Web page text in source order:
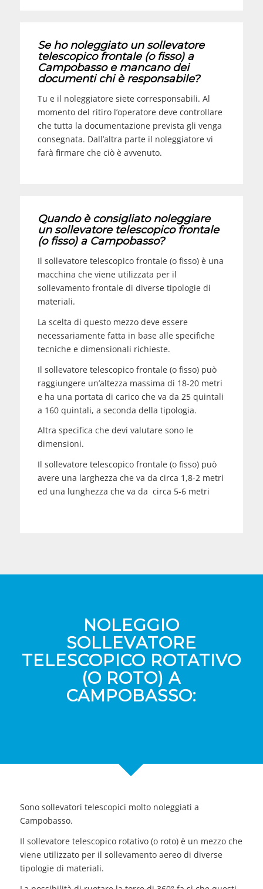
Se ho noleggiato un sollevatore
telescopico frontale (o fisso) a
Campobasso e mancano dei
documenti chi è responsabile?
Tu e il noleggiatore siete corresponsabili. Al
momento del ritiro l’operatore deve controllare
che tutta la documentazione prevista gli venga
consegnata. Dall’altra parte il noleggiatore vi
farà firmare che ciò è avvenuto.
Quando è consigliato noleggiare
un sollevatore telescopico frontale
(o fisso) a Campobasso?
Il sollevatore telescopico frontale (o fisso) è una
macchina che viene utilizzata per il
sollevamento frontale di diverse tipologie di
materiali.
La scelta di questo mezzo deve essere
necessariamente fatta in base alle specifiche
tecniche e dimensionali richieste.
Il sollevatore telescopico frontale (o fisso) può
raggiungere un’altezza massima di 18-20 metri
e ha una portata di carico che va da 25 quintali
a 160 quintali, a seconda della tipologia.
Altra specifica che devi valutare sono le
dimensioni.
Il sollevatore telescopico frontale (o fisso) può
avere una larghezza che va da circa 1,8-2 metri
ed una lunghezza che va da circa 5-6 metri
NOLEGGIO
SOLLEVATORE
TELESCOPICO ROTATIVO
(O ROTO) A
CAMPOBASSO:
Sono sollevatori telescopici molto noleggiati a
Campobasso.
Il sollevatore telescopico rotativo (o roto) è un mezzo che
viene utilizzato per il sollevamento aereo di diverse
tipologie di materiali.